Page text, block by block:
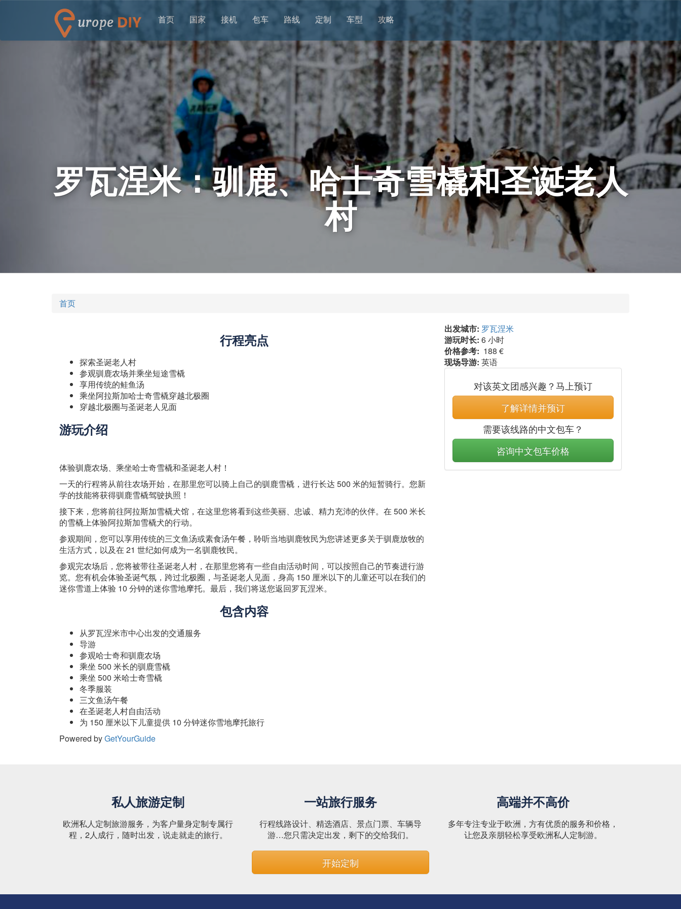
首页 国家 接机 包车 路线 定制 车型 攻略
罗瓦涅米：驯鹿、哈士奇雪橇和圣诞老人
村
首页
行程亮点
探索圣诞老人村
参观驯鹿农场并乘坐短途雪橇
享用传统的鲑鱼汤
乘坐阿拉斯加哈士奇雪橇穿越北极圈
穿越北极圈与圣诞老人见面
游玩介绍
体验驯鹿农场、乘坐哈士奇雪橇和圣诞老人村！
一天的行程将从前往农场开始，在那里您可以骑上自己的驯鹿雪橇，进行长达 500 米的短暂骑行。您新
学的技能将获得驯鹿雪橇驾驶执照！
接下来，您将前往阿拉斯加雪橇犬馆，在这里您将看到这些美丽、忠诚、精力充沛的伙伴。在 500 米长
的雪橇上体验阿拉斯加雪橇犬的行动。
参观期间，您可以享用传统的三文鱼汤或素食汤午餐，聆听当地驯鹿牧民为您讲述更多关于驯鹿放牧的
生活方式，以及在 21 世纪如何成为一名驯鹿牧民。
参观完农场后，您将被带往圣诞老人村，在那里您将有一些自由活动时间，可以按照自己的节奏进行游
览。您有机会体验圣诞气氛，跨过北极圈，与圣诞老人见面，身高 150 厘米以下的儿童还可以在我们的
迷你雪道上体验 10 分钟的迷你雪地摩托。最后，我们将送您返回罗瓦涅米。
包含内容
从罗瓦涅米市中心出发的交通服务
导游
参观哈士奇和驯鹿农场
乘坐 500 米长的驯鹿雪橇
乘坐 500 米哈士奇雪橇
冬季服装
三文鱼汤午餐
在圣诞老人村自由活动
为 150 厘米以下儿童提供 10 分钟迷你雪地摩托旅行
Powered byGetYourGuide
出发城市: 罗瓦涅米
游玩时长: 6 小时
价格参考: 188 €
现场导游: 英语
对该英文团感兴趣？马上预订
了解详情并预订
需要该线路的中文包车？
咨询中文包车价格
私人旅游定制
欧洲私人定制旅游服务，为客户量身定制专属行
程，2人成行，随时出发，说走就走的旅行。
一站旅行服务
行程线路设计、精选酒店、景点门票、车辆导
游…您只需决定出发，剩下的交给我们。
高端并不高价
多年专注专业于欧洲，方有优质的服务和价格，
让您及亲朋轻松享受欧洲私人定制游。
开始定制